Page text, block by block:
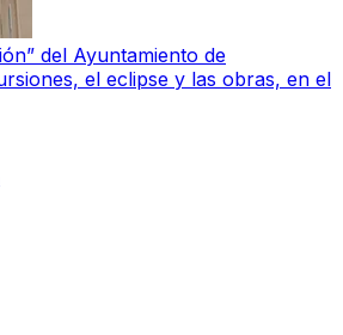
del Ayuntamiento de
el eclipse y las obras, en el